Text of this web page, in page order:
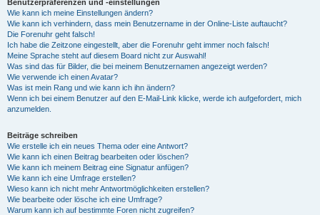
Benutzerpräferenzen und -einstellungen
Wie kann ich meine Einstellungen ändern?
Wie kann ich verhindern, dass mein Benutzername in der Online-Liste auftaucht?
Die Forenuhr geht falsch!
Ich habe die Zeitzone eingestellt, aber die Forenuhr geht immer noch falsch!
Meine Sprache steht auf diesem Board nicht zur Auswahl!
Was sind das für Bilder, die bei meinem Benutzernamen angezeigt werden?
Wie verwende ich einen Avatar?
Was ist mein Rang und wie kann ich ihn ändern?
Wenn ich bei einem Benutzer auf den E-Mail-Link klicke, werde ich aufgefordert, mich
anzumelden.
Beiträge schreiben
Wie erstelle ich ein neues Thema oder eine Antwort?
Wie kann ich einen Beitrag bearbeiten oder löschen?
Wie kann ich meinem Beitrag eine Signatur anfügen?
Wie kann ich eine Umfrage erstellen?
Wieso kann ich nicht mehr Antwortmöglichkeiten erstellen?
Wie bearbeite oder lösche ich eine Umfrage?
Warum kann ich auf bestimmte Foren nicht zugreifen?